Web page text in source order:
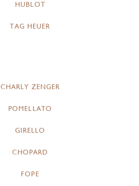
HUBLOT
TAG HEUER
CHARLY ZENGER
POMELLATO
GIRELLO
CHOPARD
FOPE